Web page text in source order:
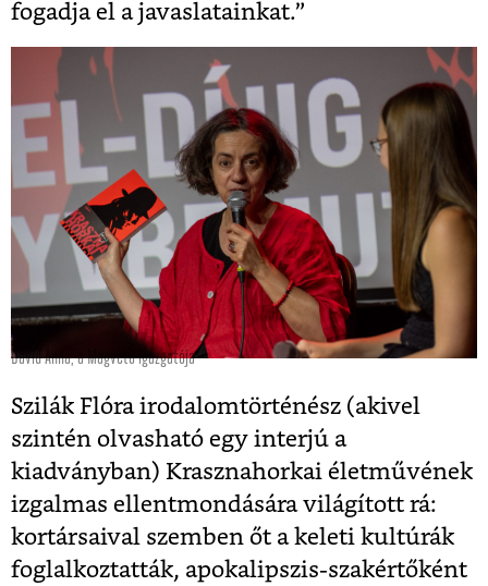
fogadja el a javaslatainkat.”
Dávid Anna, a Magvető igazgatója
Szilák Flóra irodalomtörténész (akivel
szintén olvasható egy interjú a
kiadványban) Krasznahorkai életművének
izgalmas ellentmondására világított rá:
kortársaival szemben őt a keleti kultúrák
foglalkoztatták, apokalipszis-szakértőként